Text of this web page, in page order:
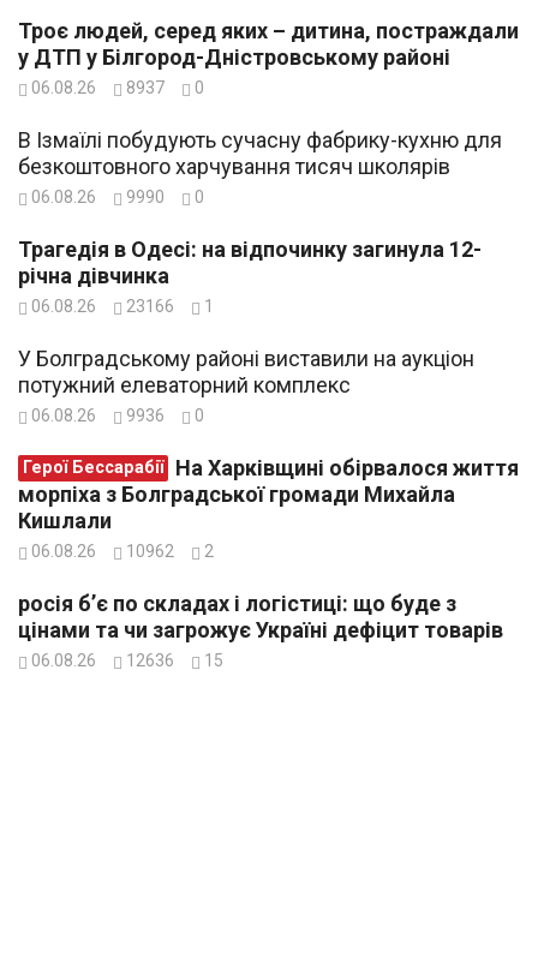
Троє людей, серед яких – дитина, постраждали
у ДТП у Білгород-Дністровському районі
06.08.26 8937 0
В Ізмаїлі побудують сучасну фабрику-кухню для
безкоштовного харчування тисяч школярів
06.08.26 9990 0
Трагедія в Одесі: на відпочинку загинула 12-
річна дівчинка
06.08.26 23166 1
У Болградському районі виставили на аукціон
потужний елеваторний комплекс
06.08.26 9936 0
Герої Бессарабії
морпіха з Болградської громади Михайла
Кишлали
06.08.26 10962 2
росія б’є по складах і логістиці: що буде з
цінами та чи загрожує Україні дефіцит товарів
06.08.26 12636 15